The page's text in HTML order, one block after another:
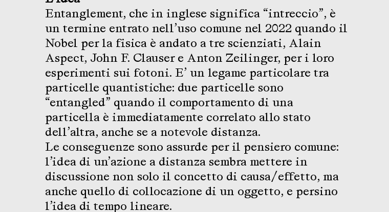
Entanglement, che in inglese significa “intreccio”, è
un termine entrato nell’uso comune nel 2022 quando il
Nobel per la fisica è andato a tre scienziati, Alain
Aspect, John F. Clauser e Anton Zeilinger, per i loro
esperimenti sui fotoni. E’ un legame particolare tra
particelle quantistiche: due particelle sono
“entangled” quando il comportamento di una
particella è immediatamente correlato allo stato
dell’altra, anche se a notevole distanza.
Le conseguenze sono assurde per il pensiero comune:
l’idea di un’azione a distanza sembra mettere in
discussione non solo il concetto di causa/effetto, ma
anche quello di collocazione di un oggetto, e persino
l’idea di tempo lineare.